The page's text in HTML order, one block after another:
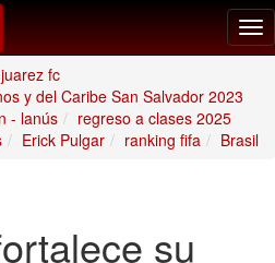
juarez fc
y del Caribe San Salvador 2023
- lanús
regreso a clases 2025
Erick Pulgar ranking fifa Brasil
su